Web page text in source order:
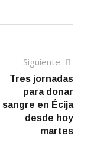
Siguiente
Tres jornadas
para donar
sangre en Écija
desde hoy
martes